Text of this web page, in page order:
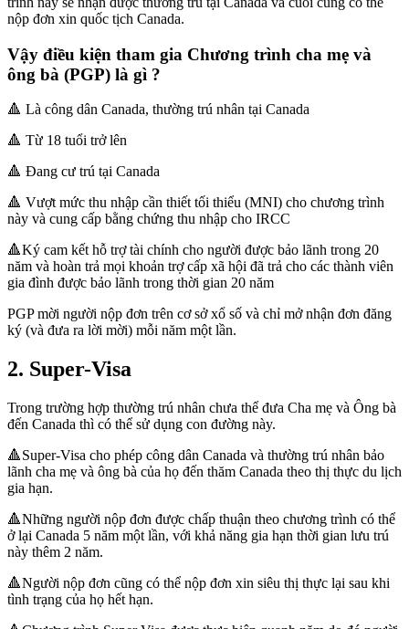
nộp đơn xin quốc tịch Canada.
Vậy điều kiện tham gia Chương trình cha mẹ và
ông bà (PGP) là gì ?
🔺 Là công dân Canada, thường trú nhân tại Canada
🔺 Từ 18 tuổi trở lên
🔺 Đang cư trú tại Canada
🔺 Vượt mức thu nhập cần thiết tối thiểu (MNI) cho chương trình
này và cung cấp bằng chứng thu nhập cho IRCC
🔺Ký cam kết hỗ trợ tài chính cho người được bảo lãnh trong 20
năm và hoàn trả mọi khoản trợ cấp xã hội đã trả cho các thành viên
gia đình được bảo lãnh trong thời gian 20 năm
PGP mời người nộp đơn trên cơ sở xổ số và chỉ mở nhận đơn đăng
ký (và đưa ra lời mời) mỗi năm một lần.
2. Super-Visa
Trong trường hợp thường trú nhân chưa thể đưa Cha mẹ và Ông bà
đến Canada thì có thể sử dụng con đường này.
🔺Super-Visa cho phép công dân Canada và thường trú nhân bảo
lãnh cha mẹ và ông bà của họ đến thăm Canada theo thị thực du lịch
gia hạn.
🔺Những người nộp đơn được chấp thuận theo chương trình có thể
ở lại Canada 5 năm một lần, với khả năng gia hạn thời gian lưu trú
này thêm 2 năm.
🔺Người nộp đơn cũng có thể nộp đơn xin siêu thị thực lại sau khi
tình trạng của họ hết hạn.